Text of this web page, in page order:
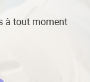
à tout moment